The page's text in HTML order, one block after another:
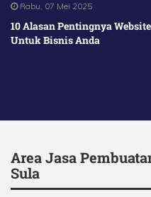
Rabu, 07 Mei 2025
10 Alasan Pentingnya Website
Untuk Bisnis Anda
Area Jasa
Sula